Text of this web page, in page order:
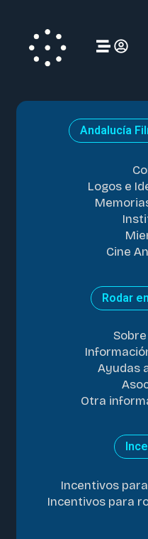
Andalucía
Logos e
Cine
Rodar
Ayudas
Otra
Incentivos
Incentivos para